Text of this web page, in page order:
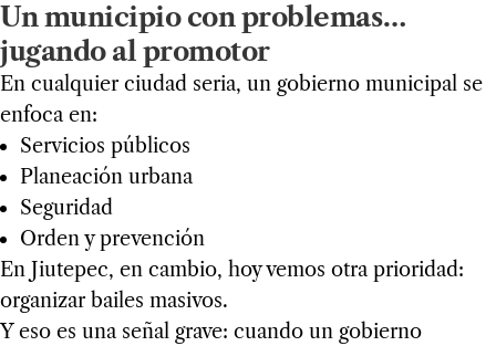
Un municipio con problemas…
jugando al promotor
En cualquier ciudad seria, un gobierno municipal se
enfoca en:
Servicios públicos
Planeación urbana
Seguridad
Orden y prevención
En Jiutepec, en cambio, hoy vemos otra prioridad:
organizar bailes masivos.
Y eso es una señal grave: cuando un gobierno